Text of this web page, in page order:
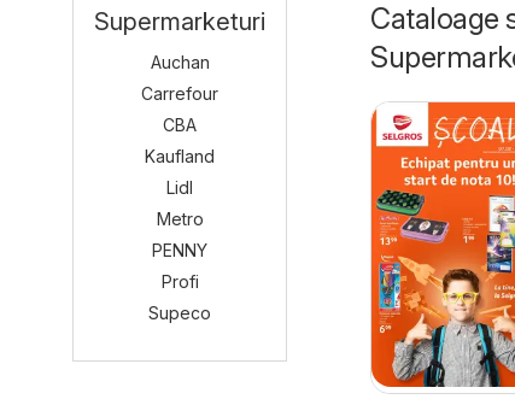
Cataloage
Supermarketuri
Auchan
Carrefour
CBA
Kaufland
Lidl
Metro
PENNY
Profi
Supeco